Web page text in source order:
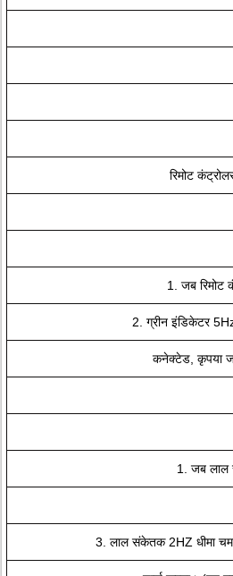
रिमोट
1. जब रिमोट
2. ग्रीन इंडिकेटर
कनेक्टेड, कृपया
1. जब लाल
3. लाल संकेतक 2HZ धीमा